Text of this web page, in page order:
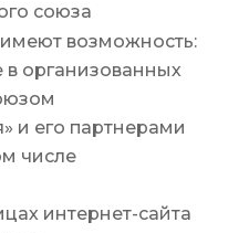
союза
возможность:
в организованных
и его партнерами
числе
интернет-сайта